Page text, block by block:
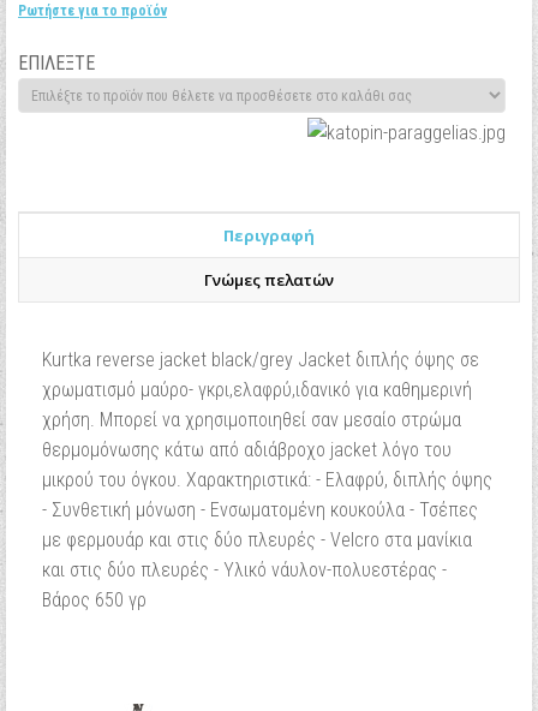
Ρωτήστε για το προϊόν
ΕΠΙΛΕΞΤΕ
Περιγραφή
Γνώμες πελατών
Kurtka reverse jacket black/grey Jacket διπλής όψης σε
χρωματισμό μαύρο- γκρι,ελαφρύ,ιδανικό για καθημερινή
χρήση. Μπορεί να χρησιμοποιηθεί σαν μεσαίο στρώμα
θερμομόνωσης κάτω από αδιάβροχο jacket λόγο του
μικρού του όγκου. Χαρακτηριστικά: - Ελαφρύ, διπλής όψης
- Συνθετική μόνωση - Ενσωματομένη κουκούλα - Τσέπες
με φερμουάρ και στις δύο πλευρές - Velcro στα μανίκια
και στις δύο πλευρές - Υλικό νάυλον-πολυεστέρας -
Βάρος 650 γρ